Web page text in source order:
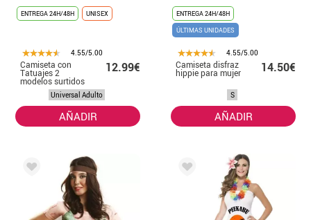
ENTREGA 24H/48H UNISEX
4.55/5.00
Camiseta con
Tatuajes 2
modelos surtidos
12.99€
Universal Adulto
AÑADIR
ENTREGA 24H/48H
ÚLTIMAS UNIDADES
4.55/5.00
Camiseta disfraz
hippie para mujer 14.50€
S
AÑADIR